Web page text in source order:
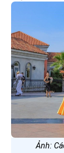
Ảnh: